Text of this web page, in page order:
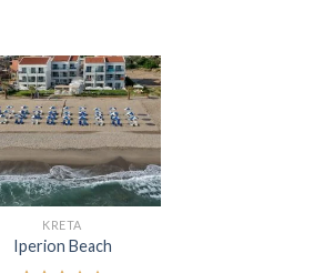
KRETA
Iperion Beach